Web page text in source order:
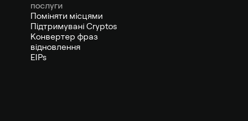
послуги
Поміняти місцями
Підтримувані Cryptos
Конвертер фраз
відновлення
EIPs